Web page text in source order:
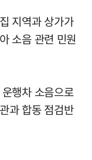
지역과 상가가
소음 관련 민원
행차 소음으로
과 합동 점검반